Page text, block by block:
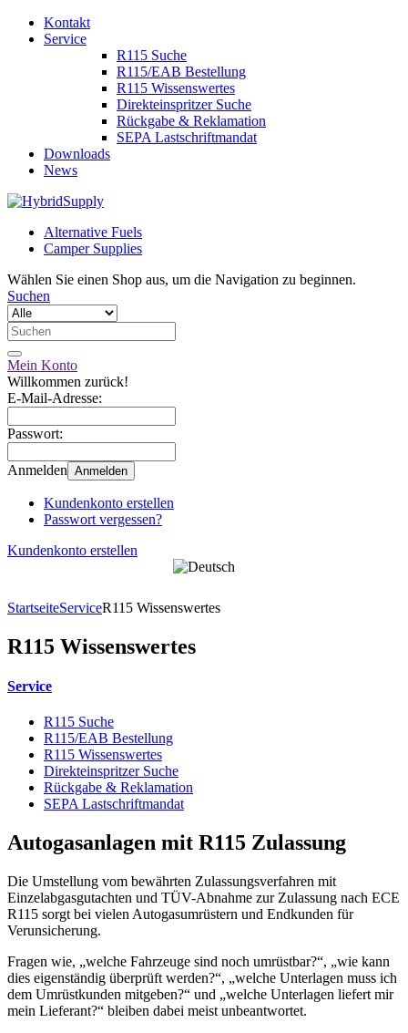
Kontakt
Service
R115 Suche
R115/EAB Bestellung
R115 Wissenswertes
Direkteinspritzer Suche
Rückgabe & Reklamation
SEPA Lastschriftmandat
Downloads
News
Alternative Fuels
Camper Supplies
Wählen Sie einen Shop aus, um die Navigation zu beginnen.
Suchen
Mein Konto
Willkommen zurück!
E-Mail-Adresse:
Passwort:
Anmelden Anmelden
Kundenkonto erstellen
Passwort vergessen?
Kundenkonto erstellen
StartseiteServiceR115 Wissenswertes
R115 Wissenswertes
Service
R115 Suche
R115/EAB Bestellung
R115 Wissenswertes
Direkteinspritzer Suche
Rückgabe & Reklamation
SEPA Lastschriftmandat
Autogasanlagen mit R115 Zulassung
Die Umstellung vom bewährten Zulassungsverfahren mit
Einzelabgasgutachten und TÜV-Abnahme zur Zulassung nach ECE
R115 sorgt bei vielen Autogasumrüstern und Endkunden für
Verunsicherung.
Fragen wie, „welche Fahrzeuge sind noch umrüstbar?“, „wie kann
dies eigenständig überprüft werden?“, „welche Unterlagen muss ich
dem Umrüstkunden mitgeben?“ und „welche Unterlagen liefert mir
mein Lieferant?“ bleiben dabei meist unbeantwortet.